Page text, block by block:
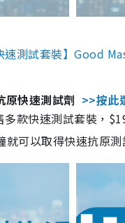
速測試套裝】Good
快速測試劑 >>按此
多款快速測試套裝，
就可以取得快速抗原